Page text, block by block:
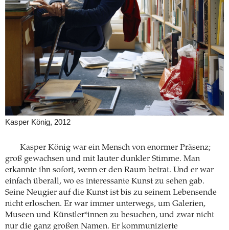
Kasper König, 2012
Kasper König war ein Mensch von enormer Präsenz;
groß gewachsen und mit lauter dunkler Stimme. Man
erkannte ihn sofort, wenn er den Raum betrat. Und er war
einfach überall, wo es interessante Kunst zu sehen gab.
Seine Neugier auf die Kunst ist bis zu seinem Lebensende
nicht erloschen. Er war immer unterwegs, um Galerien,
Museen und Künstler*innen zu besuchen, und zwar nicht
nur die ganz großen Namen. Er kommunizierte